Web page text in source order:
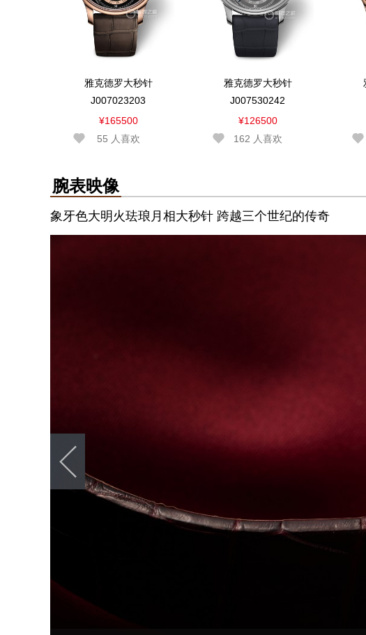
雅克德罗大秒针
J007023203
¥165500
55 人喜欢
雅克德罗大秒针
J007530242
¥126500
162 人喜欢
腕表映像
象牙色大明火珐琅月相大秒针 跨越三个世纪的传奇